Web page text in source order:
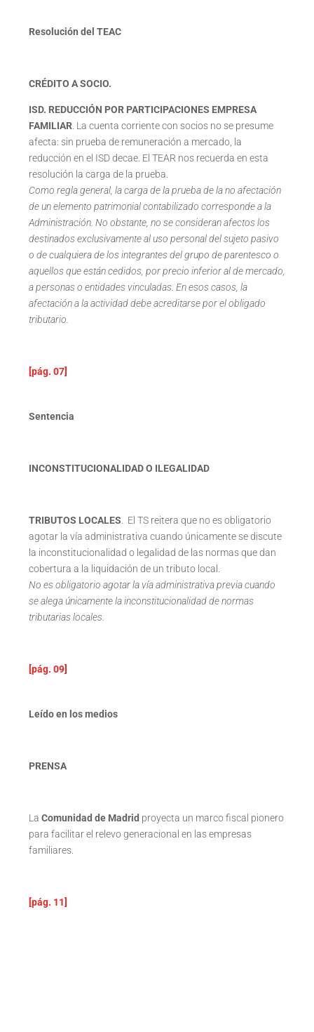
Resolución del TEAC
CRÉDITO A SOCIO.
ISD. REDUCCIÓN POR PARTICIPACIONES EMPRESA
FAMILIAR. La cuenta corriente con socios no se presume
afecta: sin prueba de remuneración a mercado, la
reducción en el ISD decae. El TEAR nos recuerda en esta
resolución la carga de la prueba.
Como regla general, la carga de la prueba de la no afectación
de un elemento patrimonial contabilizado corresponde a la
Administración. No obstante, no se consideran afectos los
destinados exclusivamente al uso personal del sujeto pasivo
o de cualquiera de los integrantes del grupo de parentesco o
aquellos que están cedidos, por precio inferior al de mercado,
a personas o entidades vinculadas. En esos casos, la
afectación a la actividad debe acreditarse por el obligado
tributario.
[pág. 07]
Sentencia
INCONSTITUCIONALIDAD O ILEGALIDAD
TRIBUTOS LOCALES . El TS reitera que no es obligatorio
agotar la vía administrativa cuando únicamente se discute
la inconstitucionalidad o legalidad de las normas que dan
cobertura a la liquidación de un tributo local.
No es obligatorio agotar la vía administrativa previa cuando
se alega únicamente la inconstitucionalidad de normas
tributarias locales.
[pág. 09]
Leído en los medios
PRENSA
La Comunidad de Madrid proyecta un marco fiscal pionero
para facilitar el relevo generacional en las empresas
familiares.
[pág. 11]